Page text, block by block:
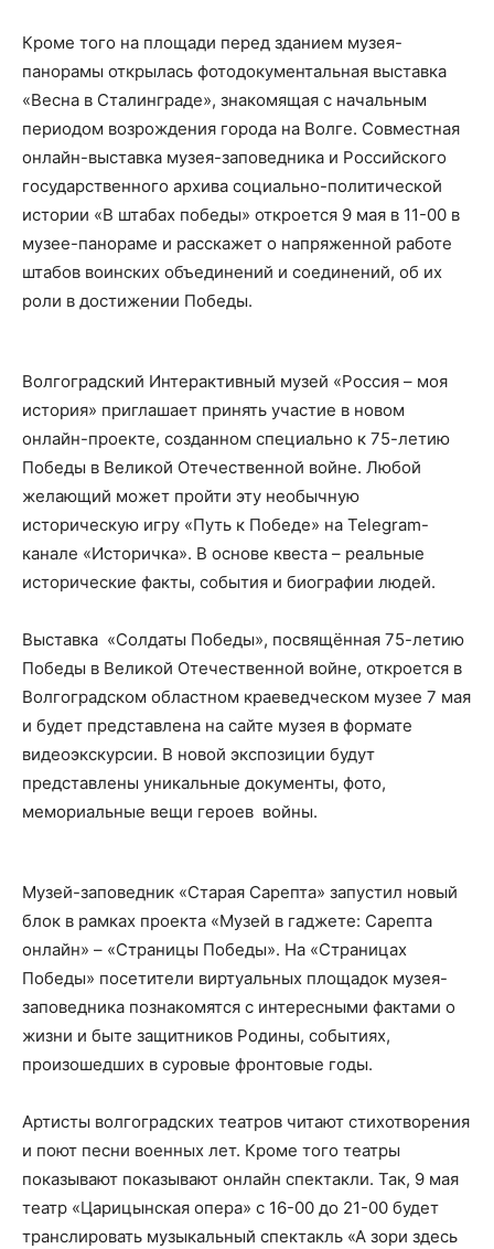
Кроме того на площади перед зданием музея-
панорамы открылась фотодокументальная выставка
«Весна в Сталинграде», знакомящая с начальным
периодом возрождения города на Волге. Совместная
онлайн-выставка музея-заповедника и Российского
государственного архива социально-политической
истории «В штабах победы» откроется 9 мая в 11-00 в
музее-панораме и расскажет о напряженной работе
штабов воинских объединений и соединений, об их
роли в достижении Победы.
Волгоградский Интерактивный музей «Россия – моя
история» приглашает принять участие в новом
онлайн-проекте, созданном специально к 75-летию
Победы в Великой Отечественной войне. Любой
желающий может пройти эту необычную
историческую игру «Путь к Победе» на Telegram-
канале «Историчка». В основе квеста – реальные
исторические факты, события и биографии людей.
Выставка «Солдаты Победы», посвящённая 75-летию
Победы в Великой Отечественной войне, откроется в
Волгоградском областном краеведческом музее 7 мая
и будет представлена на сайте музея в формате
видеоэкскурсии. В новой экспозиции будут
представлены уникальные документы, фото,
мемориальные вещи героев войны.
Музей-заповедник «Старая Сарепта» запустил новый
блок в рамках проекта «Музей в гаджете: Сарепта
онлайн» – «Страницы Победы». На «Страницах
Победы» посетители виртуальных площадок музея-
заповедника познакомятся с интересными фактами о
жизни и быте защитников Родины, событиях,
произошедших в суровые фронтовые годы.
Артисты волгоградских театров читают стихотворения
и поют песни военных лет. Кроме того театры
показывают показывают онлайн спектакли. Так, 9 мая
театр «Царицынская опера» с 16-00 до 21-00 будет
транслировать музыкальный спектакль «А зори здесь